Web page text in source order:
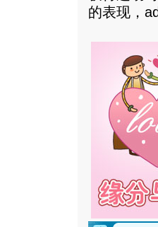
的表现，